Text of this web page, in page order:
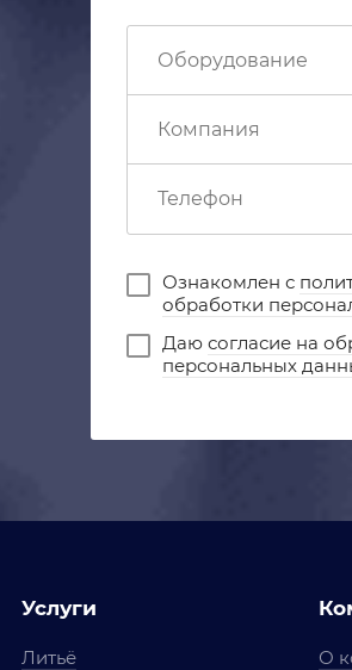
Ознакомлен с
обработки
Даю согласие на
персональных
Услуги
Литьё
О